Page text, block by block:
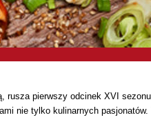
rusza pierwszy odcinek XVI
nie tylko kulinarnych